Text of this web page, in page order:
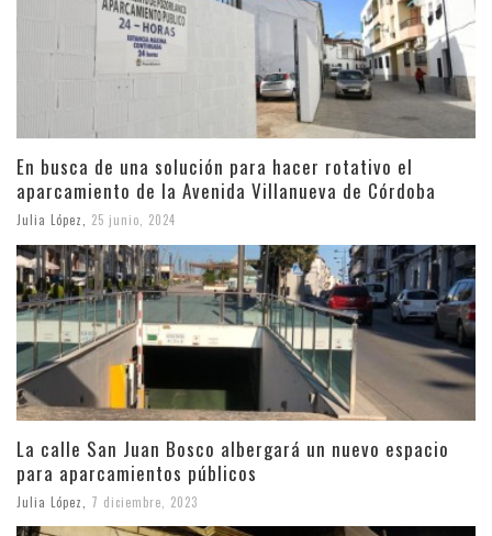
En busca de una solución para hacer rotativo el
aparcamiento de la Avenida Villanueva de Córdoba
Julia López 25 junio, 2024
La calle San Juan Bosco albergará un nuevo espacio
para aparcamientos públicos
Julia López 7 diciembre, 2023